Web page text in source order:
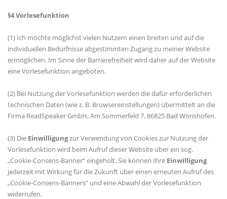
§4 Vorlesefunktion
(1) Ich möchte möglichst vielen Nutzern einen breiten und auf die
individuellen Bedürfnisse abgestimmten Zugang zu meiner Website
ermöglichen. Im Sinne der Barrierefreiheit wird daher auf der Website
eine Vorlesefunktion angeboten.
(2) Bei Nutzung der Vorlesefunktion werden die dafür erforderlichen
technischen Daten (wie z. B. Browsereinstellungen) übermittelt an die
Firma ReadSpeaker GmbH, Am Sommerfeld 7, 86825 Bad Wörishofen.
(3) Die Einwilligungzur Verwendung von Cookies zur Nutzung der
Vorlesefunktion wird beim Aufruf dieser Website über ein sog.
Cookie-Consens-Banner“ eingeholt. Sie können Ihre Einwilligung
jederzeit mit Wirkung für die Zukunft über einen erneuten Aufruf des
Cookie-Consens-Banners“ und eine Abwahl der Vorlesefunktion
widerrufen.